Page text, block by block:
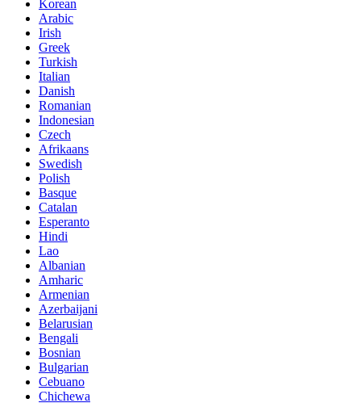
Korean
Arabic
Irish
Greek
Turkish
Italian
Danish
Romanian
Indonesian
Czech
Afrikaans
Swedish
Polish
Basque
Catalan
Esperanto
Hindi
Lao
Albanian
Amharic
Armenian
Azerbaijani
Belarusian
Bengali
Bosnian
Bulgarian
Cebuano
Chichewa